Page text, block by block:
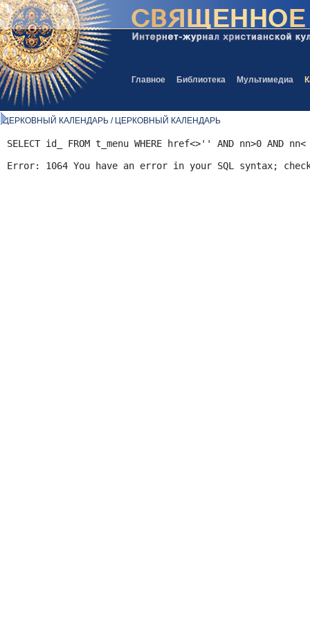
Главное Библиотека Мультимедиа
ЦЕРКОВНЫЙ КАЛЕНДАРЬ / ЦЕРКОВНЫЙ КАЛЕНДАРЬ
SELECT id_ FROM t_menu WHERE href<>'' AND nn>0 AND